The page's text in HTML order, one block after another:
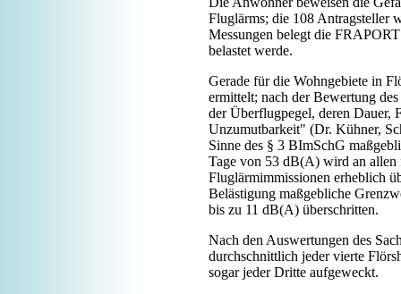
Fluglärms; die 108 Antragsteller
Messungen belegt die
belastet werde.
Gerade für die Wohngebiete in
ermittelt; nach der Bewertung
der Überflugpegel, deren Dauer,
Unzumutbarkeit" (Dr. Kühner,
Sinne des § 3 BImSchG
Tage von 53 dB(A) wird an allen
Fluglärmimmissionen erheblich
Belästigung maßgebliche
bis zu 11 dB(A) überschritten.
Nach den Auswertungen des
durchschnittlich jeder vierte
sogar jeder Dritte aufgeweckt.